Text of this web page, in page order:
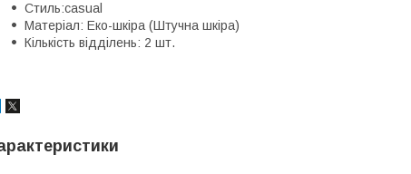
Стиль:casual
Матеріал: Еко-шкіра (Штучна шкіра)
Кількість відділень: 2 шт.